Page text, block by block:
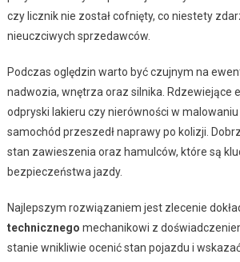
czy licznik nie został cofnięty, co niestety
nieuczciwych sprzedawców.
Podczas oględzin warto być czujnym na
nadwozia, wnętrza oraz silnika. Rdzewiejące
odpryski lakieru czy nierówności w
samochód przeszedł naprawy po kolizji.
stan zawieszenia oraz hamulców, które są
bezpieczeństwa jazdy.
Najlepszym rozwiązaniem jest zlecenie
technicznego mechanikowi z
stanie wnikliwie ocenić stan pojazdu i